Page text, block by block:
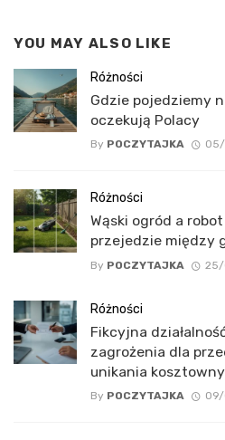
YOU MAY ALSO LIKE
Różności
Gdzie pojedziemy
oczekują Polacy
By POCZYTAJKA
Różności
Wąski ogród a
przejedzie między
By POCZYTAJKA 25/
Różności
Fikcyjna
zagrożenia dla
unikania
By POCZYTAJKA